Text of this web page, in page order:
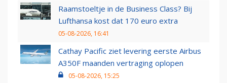
Raamstoeltje in de Business Class? Bij
Lufthansa kost dat 170 euro extra
05-08-2026, 16:41
Cathay Pacific ziet levering eerste Airbus
A350F maanden vertraging oplopen
05-08-2026, 15:25